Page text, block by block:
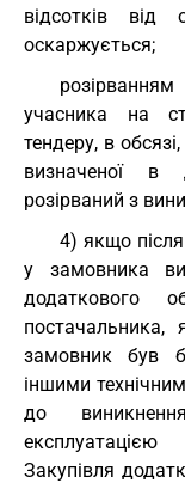
відсотків від
оскаржується;
учасника на
тендеру, в
визначеної в
розірваний з
4) якщо
у замовника
додаткового
постачальника,
замовник був
іншими
до
Закупівля